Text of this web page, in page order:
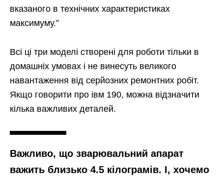
вказаного в технічних характеристиках
максимуму.”
Всі ці три моделі створені для роботи тільки в
домашніх умовах і не винесуть великого
навантаження від серйозних ремонтних робіт.
Якщо говорити про івм 190, можна відзначити
кілька важливих деталей.
Важливо, що зварювальний апарат
важить близько 4.5 кілограмів. І, хочемо